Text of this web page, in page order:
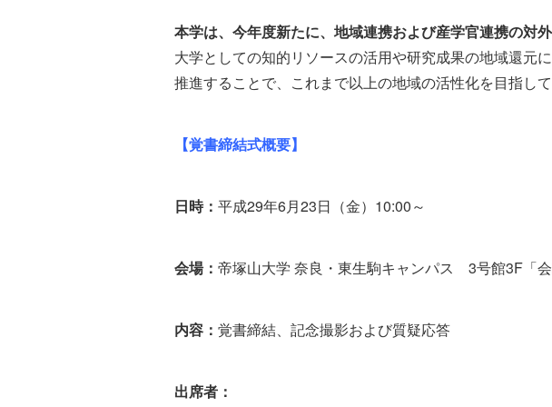
本学は、今年度新たに、地域連携および産学官連携の対
大学としての知的リソースの活用や研究成果の地域還元
推進することで、これまで以上の地域の活性化を目指し
【覚書締結式概要】
日時： 平成29年6月23日（金）10:00～
会場： 帝塚山大学 奈良・東生駒キャンパス 3号館3F「会
内容： 覚書締結、記念撮影および質疑応答
出席者：